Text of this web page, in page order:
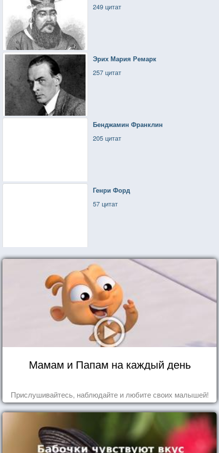
249 цитат
Эрих Мария Ремарк
257 цитат
Бенджамин Франклин
205 цитат
Генри Форд
57 цитат
Мамам и Папам на каждый день
Прислушивайтесь, наблюдайте и любите своих малышей!